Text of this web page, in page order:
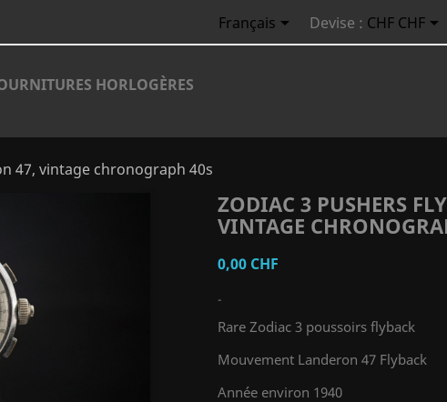
Français Devise : CHF CHF
HORLOGÈRES
47, vintage chronograph 40s
ZODIAC 3 PUSHERS
VINTAGE
0,00 CHF
-
Rare Zodiac 3 poussoirs flyback
Mouvement Landeron 47 Flyback
Année environ 1940